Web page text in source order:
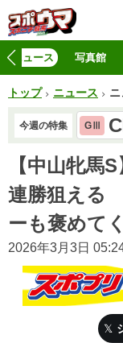
ニュース 写真館
トップ ニュース
今週の特集 GⅢ
【中山牝
連勝狙える
ーも褒めて
2026年3月3日